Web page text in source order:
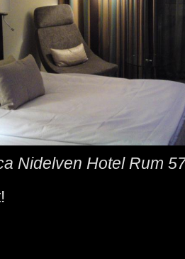
Nidelven Hotel Rum